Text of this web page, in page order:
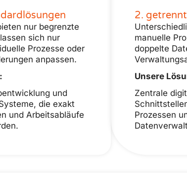
nur begrenzte
sich nur
Prozesse oder
anpassen.
und
die exakt
und Arbeitsabläufe
2.
manuelle
doppelte
Unsere
Zentrale
Prozessen